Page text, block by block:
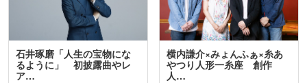
石井琢磨「人生の宝物にな
るように」 初披露曲やレ
ア…
横内謙介×みょんふぁ×糸あ
やつり人形一糸座 創作
人…